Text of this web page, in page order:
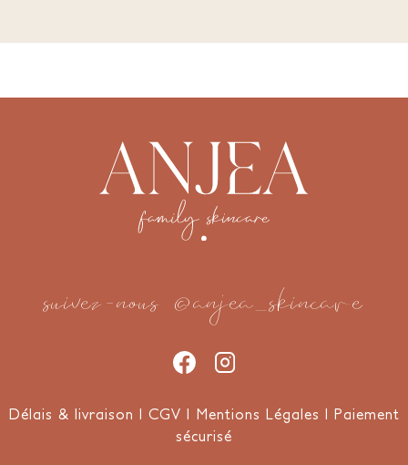
suivez-nous@anjea_skincare
Délais & livraison I CGV I Mentions Légales I Paiement
sécurisé